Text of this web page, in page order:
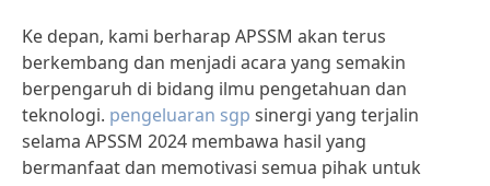
Ke depan, kami berharap APSSM akan terus
berkembang dan menjadi acara yang semakin
berpengaruh di bidang ilmu pengetahuan dan
teknologi. pengeluaran sgp sinergi yang terjalin
selama APSSM 2024 membawa hasil yang
bermanfaat dan memotivasi semua pihak untuk